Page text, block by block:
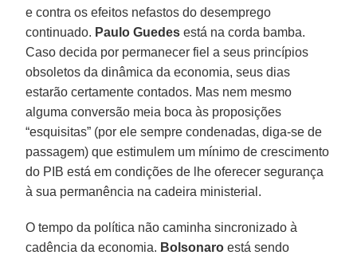
e contra os efeitos nefastos do desemprego
continuado. Paulo Guedes está na corda bamba.
Caso decida por permanecer fiel a seus princípios
obsoletos da dinâmica da economia, seus dias
estarão certamente contados. Mas nem mesmo
alguma conversão meia boca às proposições
“esquisitas” (por ele sempre condenadas, diga-se de
passagem) que estimulem um mínimo de crescimento
do PIB está em condições de lhe oferecer segurança
à sua permanência na cadeira ministerial.
O tempo da política não caminha sincronizado à
cadência da economia. Bolsonaro está sendo